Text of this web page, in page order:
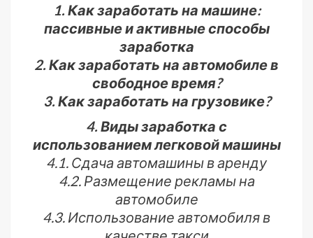
1. Как заработать на машине:
пассивные и активные способы
заработка
2. Как заработать на автомобиле в
свободное время?
3. Как заработать на грузовике?
4. Виды заработка с
использованием легковой машины
4.1. Сдача автомашины в аренду
4.2. Размещение рекламы на
автомобиле
4.3. Использование автомобиля в